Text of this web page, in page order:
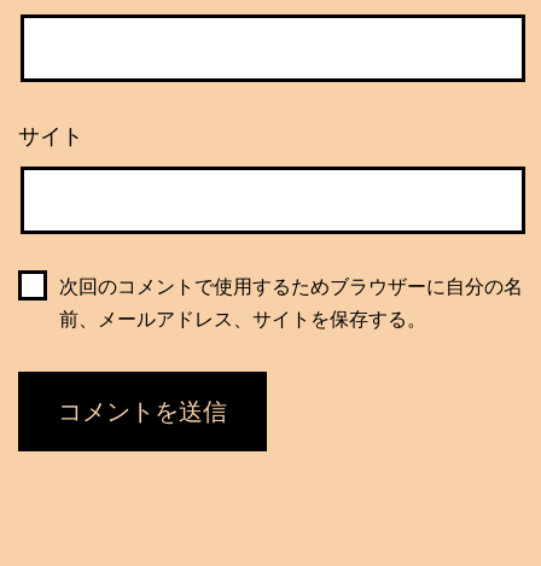
サイト
次回のコメントで使用するためブラウザーに自分の名
前、メールアドレス、サイトを保存する。